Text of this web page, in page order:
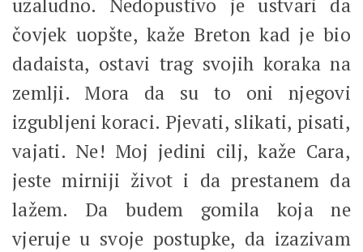
uzaludno. Nedopustivo je ustvari da
čovjek uopšte, kaže Breton kad je bio
dadaista, ostavi trag svojih koraka na
zemlji. Mora da su to oni njegovi
izgubljeni koraci. Pjevati, slikati, pisati,
vajati. Ne! Moj jedini cilj, kaže Cara,
jeste mirniji život i da prestanem da
lažem. Da budem gomila koja ne
vjeruje u svoje postupke, da izazivam